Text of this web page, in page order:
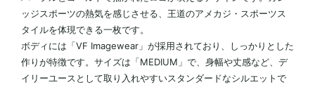
ッジスポーツの熱気を感じさせる、王道のアメカジ・スポーツス
タイルを体現できる一枚です。
ボディには「VF Imagewear」が採用されており、しっかりとした
作りが特徴です。サイズは「MEDIUM」で、身幅や丈感など、デ
イリーユースとして取り入れやすいスタンダードなシルエットで